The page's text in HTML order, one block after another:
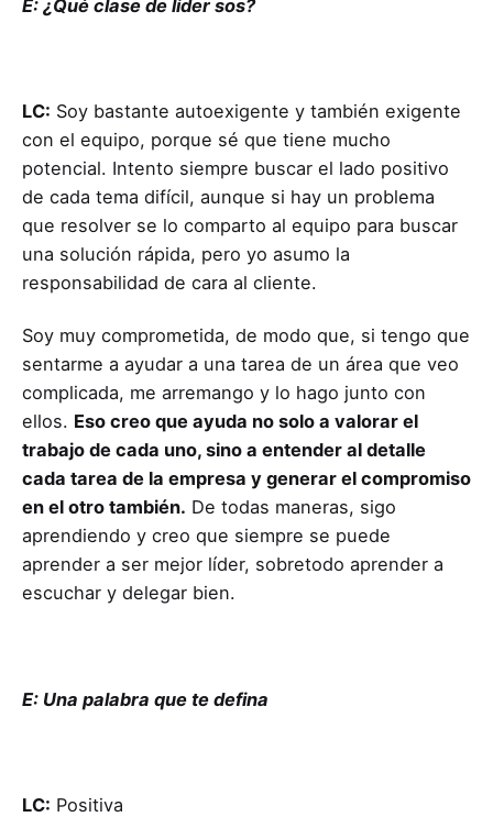
E: ¿Qué clase de líder sos?
LC: Soy bastante autoexigente y también exigente
con el equipo, porque sé que tiene mucho
potencial. Intento siempre buscar el lado positivo
de cada tema difícil, aunque si hay un problema
que resolver se lo comparto al equipo para buscar
una solución rápida, pero yo asumo la
responsabilidad de cara al cliente.
Soy muy comprometida, de modo que, si tengo que
sentarme a ayudar a una tarea de un área que veo
complicada, me arremango y lo hago junto con
ellos. Eso creo que ayuda no solo a valorar el
trabajo de cada uno, sino a entender al detalle
cada tarea de la empresa y generar el compromiso
en el otro también. De todas maneras, sigo
aprendiendo y creo que siempre se puede
aprender a ser mejor líder, sobretodo aprender a
escuchar y delegar bien.
E: Una palabra que te defina
LC: Positiva